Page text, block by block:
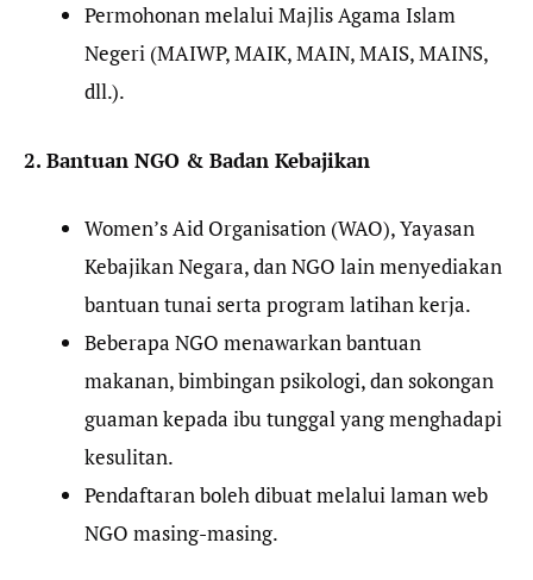
Permohonan melalui Majlis Agama Islam
Negeri (MAIWP, MAIK, MAIN, MAIS, MAINS,
dll.).
2. Bantuan NGO & Badan Kebajikan
Women’s Aid Organisation (WAO), Yayasan
Kebajikan Negara, dan NGO lain menyediakan
bantuan tunai serta program latihan kerja.
Beberapa NGO menawarkan bantuan
makanan, bimbingan psikologi, dan sokongan
guaman kepada ibu tunggal yang menghadapi
kesulitan.
Pendaftaran boleh dibuat melalui laman web
NGO masing-masing.